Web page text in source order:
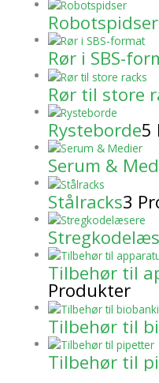
Robotspidser
Rør i SBS-
Rør til store
Rysteborde5
Serum &
Stålracks3
Tilbehør til
Produkter
Tilbehør til
Tilbehør til